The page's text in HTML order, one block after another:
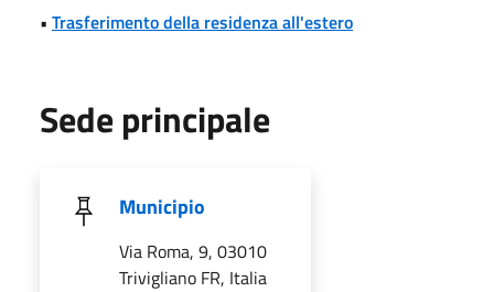
• Trasferimento della residenza all'estero
Sede principale
Municipio
Via Roma, 9, 03010
Trivigliano FR, Italia